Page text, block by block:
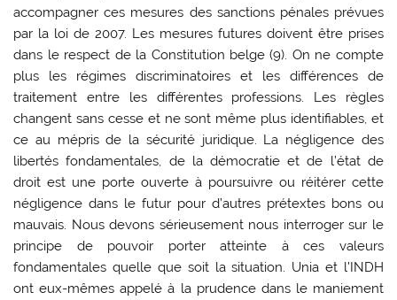
accompagner ces mesures des sanctions pénales prévues
par la loi de 2007. Les mesures futures doivent être prises
dans le respect de la Constitution belge (9). On ne compte
plus les régimes discriminatoires et les différences de
traitement entre les différentes professions. Les règles
changent sans cesse et ne sont même plus identifiables, et
ce au mépris de la sécurité juridique. La négligence des
libertés fondamentales, de la démocratie et de l’état de
droit est une porte ouverte à poursuivre ou réitérer cette
négligence dans le futur pour d’autres prétextes bons ou
mauvais. Nous devons sérieusement nous interroger sur le
principe de pouvoir porter atteinte à ces valeurs
fondamentales quelle que soit la situation. Unia et l’INDH
ont eux-mêmes appelé à la prudence dans le maniement